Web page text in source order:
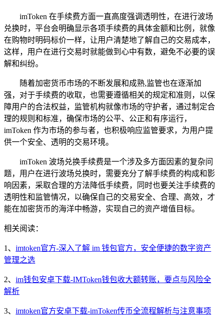
imToken 在手续费方面一直高度强调透明性，在进行波场
兑换时，平台会明确显示各项手续费的具体金额和比例，就像
在购物时明码标价一样，让用户清楚地了解自己的交易成本，
这样，用户在进行交易时就能做到心中有数，避免不必要的误
解和纠纷。
随着加密货币市场的不断发展和成熟,监管也在逐渐加
强，对于手续费的收取，也需要遵循相关的规定和准则，以保
障用户的合法权益，监管机构就像市场的守护者，通过制定合
理的规则和标准，确保市场的公平、公正和有序运行，
imToken 作为市场的参与者，也积极响应监管要求，为用户提
供一个安全、透明的交易环境。
imToken 波场兑换手续费是一个涉及多方面因素的复杂问
题，用户在进行波场兑换时，需要充分了解手续费的构成和影
响因素，采取合理的方法降低手续费，同时也要关注手续费的
透明性和监管情况，以确保自己的交易安全、合理、高效，才
能在加密货币的海洋中畅游，实现自己的资产增值目标。
相关阅读：
1、 imtoken官方-深入了解 im 钱包官方，安全便捷的数字资产
管理之选
2、 im钱包安卓下载-IMToken钱包收大额转账，要点与风险全
解析
3、 imtoken官方安卓下载-imToken传币全流程解析与注意事项